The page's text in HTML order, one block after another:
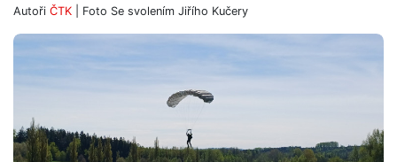
Autoři ČTK | Foto Se svolením Jiřího Kučery